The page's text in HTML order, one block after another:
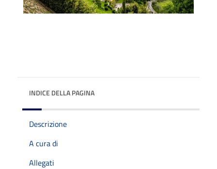
INDICE DELLA PAGINA
Descrizione
A cura di
Allegati